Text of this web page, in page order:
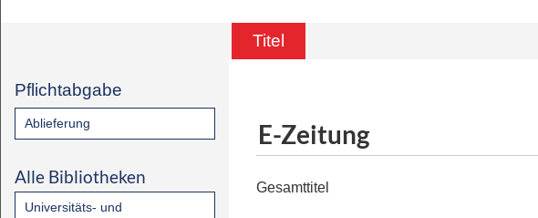
Titel
Pflichtabgabe
Ablieferung
Alle Bibliotheken
Universitäts- und
E-Zeitung
Gesamttitel